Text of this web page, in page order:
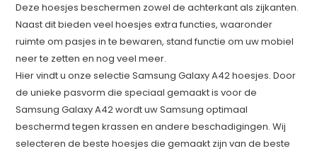
Deze hoesjes beschermen zowel de achterkant als zijkanten.
Naast dit bieden veel hoesjes extra functies, waaronder
ruimte om pasjes in te bewaren, stand functie om uw mobiel
neer te zetten en nog veel meer.
Hier vindt u onze selectie Samsung Galaxy A42 hoesjes. Door
de unieke pasvorm die speciaal gemaakt is voor de
Samsung Galaxy A42 wordt uw Samsung optimaal
beschermd tegen krassen en andere beschadigingen. Wij
selecteren de beste hoesjes die gemaakt zijn van de beste